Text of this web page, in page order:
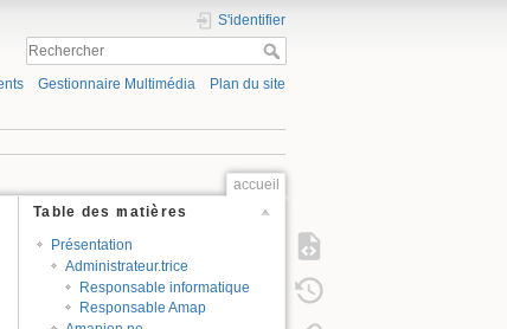
S'identifier
Gestionnaire Multimédia Plan du site
accueil
Table des matières
Présentation
Administrateur.trice
Responsable informatique
Responsable Amap